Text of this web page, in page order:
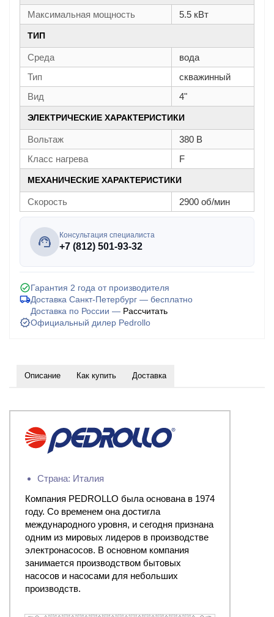
Максимальная мощность 5.5 кВт
ТИП
Среда
вода
Тип
скважинный
Вид
4"
ЭЛЕКТРИЧЕСКИЕ ХАРАКТЕРИСТИКИ
Вольтаж
380 В
Класс нагрева
F
МЕХАНИЧЕСКИЕ ХАРАКТЕРИСТИКИ
Скорость 2900 об/мин
Консультация специалиста
+7 (812) 501-93-32
Гарантия 2 года от производителя
Доставка Санкт-Петербург — бесплатно
Доставка по России — Рассчитать
Официальный дилер Pedrollo
Описание Как купить Доставка
Страна: Италия
Компания PEDROLLO была основана в 1974
году. Со временем она достигла
международного уровня, и сегодня признана
одним из мировых лидеров в производстве
электронасосов. В основном компания
занимается производством бытовых
насосов и насосами для небольших
производств.